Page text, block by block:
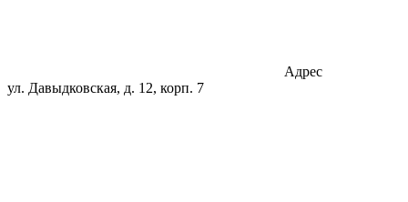
Адрес
ул. Давыдковская, д. 12, корп. 7